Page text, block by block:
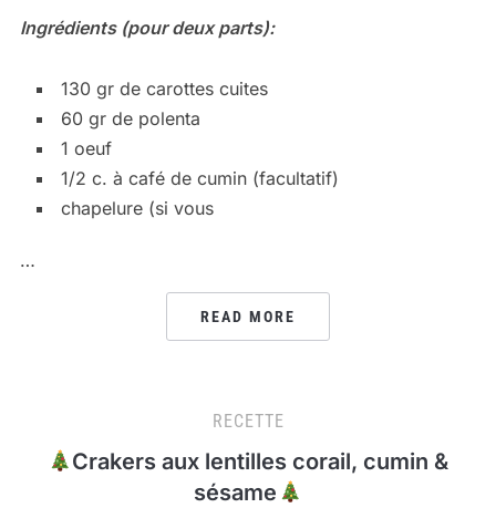
Ingrédients (pour deux parts):
130 gr de carottes cuites
60 gr de polenta
1 oeuf
1/2 c. à café de cumin(facultatif)
chapelure (si vous
…
READ MORE
RECETTE
Crakers aux lentilles corail, cumin &
sésame